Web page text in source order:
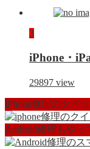
3
iPhone・
29897 view
iPhone修理のクイ
Android修理もやっ